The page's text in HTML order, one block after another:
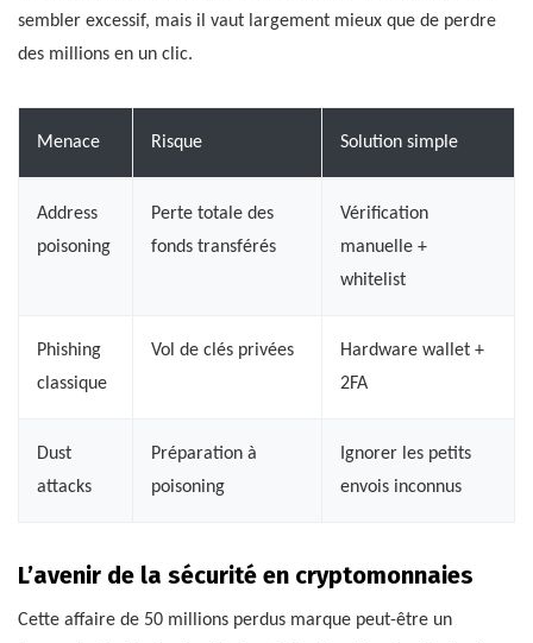
sembler excessif, mais il vaut largement mieux que de perdre
des millions en un clic.
Menace Risque Solution simple
Address
poisoning
Perte totale des
fonds transférés
Vérification
manuelle +
whitelist
Phishing
classique
Vol de clés privées
Hardware wallet +
2FA
Dust
attacks
Préparation à
poisoning
Ignorer les petits
envois inconnus
L’avenir de la sécurité en cryptomonnaies
Cette affaire de 50 millions perdus marque peut-être un